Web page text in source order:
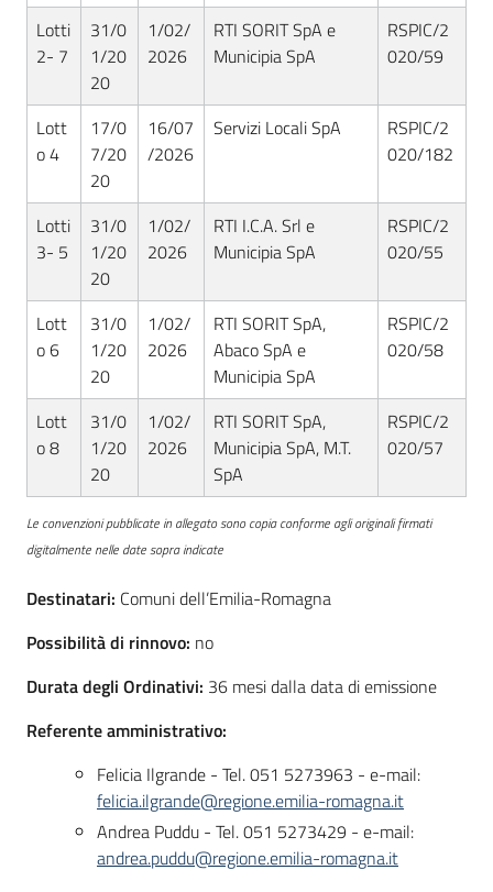
Lotti
2- 7
31/0
1/20
20
1/02/
2026
RTI SORIT SpA e
Municipia SpA
RSPIC/2
020/59
Lott
o 4
17/0
7/20
20
16/07
/2026
Servizi Locali SpA
RSPIC/2
020/182
Lotti
3- 5
31/0
1/20
20
1/02/
2026
RTI I.C.A. Srl e
Municipia SpA
RSPIC/2
020/55
Lott
o 6
31/0
1/20
20
1/02/
2026
RTI SORIT SpA,
Abaco SpA e
Municipia SpA
RSPIC/2
020/58
Lott
o 8
31/0
1/20
20
1/02/
2026
RTI SORIT SpA,
Municipia SpA, M.T.
SpA
RSPIC/2
020/57
Le convenzioni pubblicate in allegato sono copia conforme agli originali firmati
digitalmente nelle date sopra indicate
Destinatari: Comuni dell’Emilia-Romagna
Possibilità di rinnovo: no
Durata degli Ordinativi: 36 mesi dalla data di emissione
Referente amministrativo:
Felicia Ilgrande - Tel. 051 5273963 - e-mail:
felicia.ilgrande@regione.emilia-romagna.it
Andrea Puddu - Tel. 051 5273429 - e-mail:
andrea.puddu@regione.emilia-romagna.it